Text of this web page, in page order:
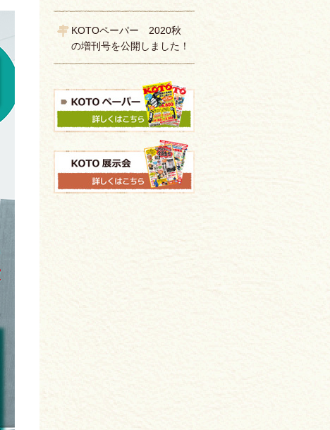
KOTOペーパー 2020秋
の増刊号を公開しました！